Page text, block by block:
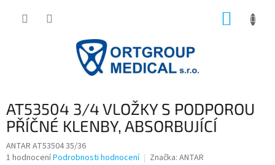
AT53504 3/4 VLOŽKY S PODPOROU
PŘÍČNÉ KLENBY, ABSORBUJÍCÍ
ANTAR AT53504 35/36
Průměrné
1 hodnoceníPodrobnosti hodnocení Značka: ANTAR